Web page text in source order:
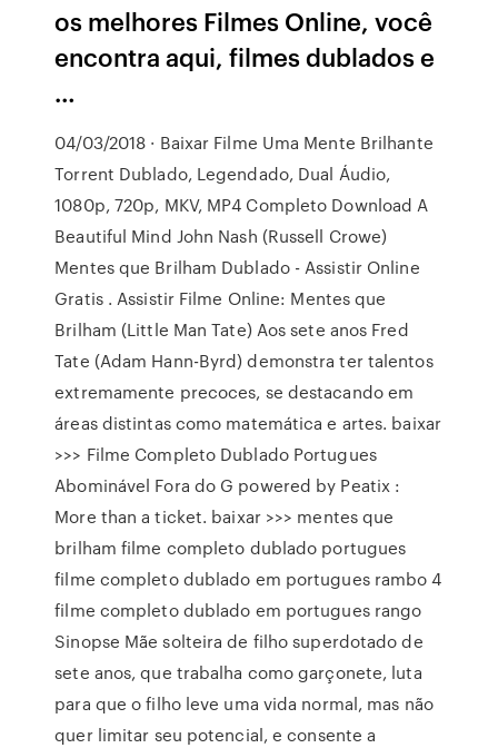
os melhores Filmes Online, você
encontra aqui, filmes dublados e
…
04/03/2018 · Baixar Filme Uma Mente Brilhante
Torrent Dublado, Legendado, Dual Áudio,
1080p, 720p, MKV, MP4 Completo Download A
Beautiful Mind John Nash (Russell Crowe)
Mentes que Brilham Dublado - Assistir Online
Gratis . Assistir Filme Online: Mentes que
Brilham (Little Man Tate) Aos sete anos Fred
Tate (Adam Hann-Byrd) demonstra ter talentos
extremamente precoces, se destacando em
áreas distintas como matemática e artes. baixar
>>> Filme Completo Dublado Portugues
Abominável Fora do G powered by Peatix :
More than a ticket. baixar >>> mentes que
brilham filme completo dublado portugues
filme completo dublado em portugues rambo 4
filme completo dublado em portugues rango
Sinopse Mãe solteira de filho superdotado de
sete anos, que trabalha como garçonete, luta
para que o filho leve uma vida normal, mas não
quer limitar seu potencial, e consente a